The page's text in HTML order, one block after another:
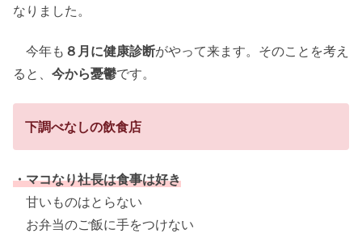
なりました。
今年も ８月に健康診断がやって来ます。そのことを考え
ると、 今から憂鬱です。
下調べなしの飲食店
・マコなり社長は食事は好き
甘いものはとらない
お弁当のご飯に手をつけない